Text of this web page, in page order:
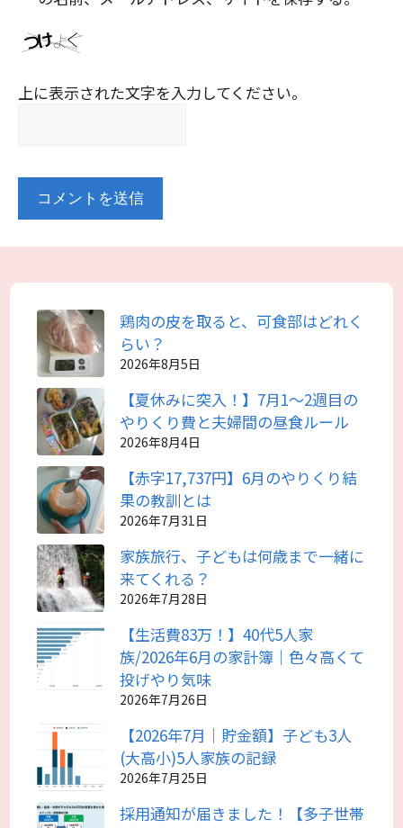
上に表示された文字を入力してください。
鶏肉の皮を取ると、可食部はどれく
らい？
2026年8月5日
【夏休みに突入！】7月1～2週目の
やりくり費と夫婦間の昼食ルール
2026年8月4日
【赤字17,737円】6月のやりくり結
果の教訓とは
2026年7月31日
家族旅行、子どもは何歳まで一緒に
来てくれる？
2026年7月28日
【生活費83万！】40代5人家
族/2026年6月の家計簿｜色々高くて
投げやり気味
2026年7月26日
【2026年7月｜貯金額】子ども3人
(大高小)5人家族の記録
2026年7月25日
採用通知が届きました！【多子世帯